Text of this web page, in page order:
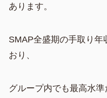
あります。
SMAP全盛期の手取り年
おり、
グループ内でも最高水